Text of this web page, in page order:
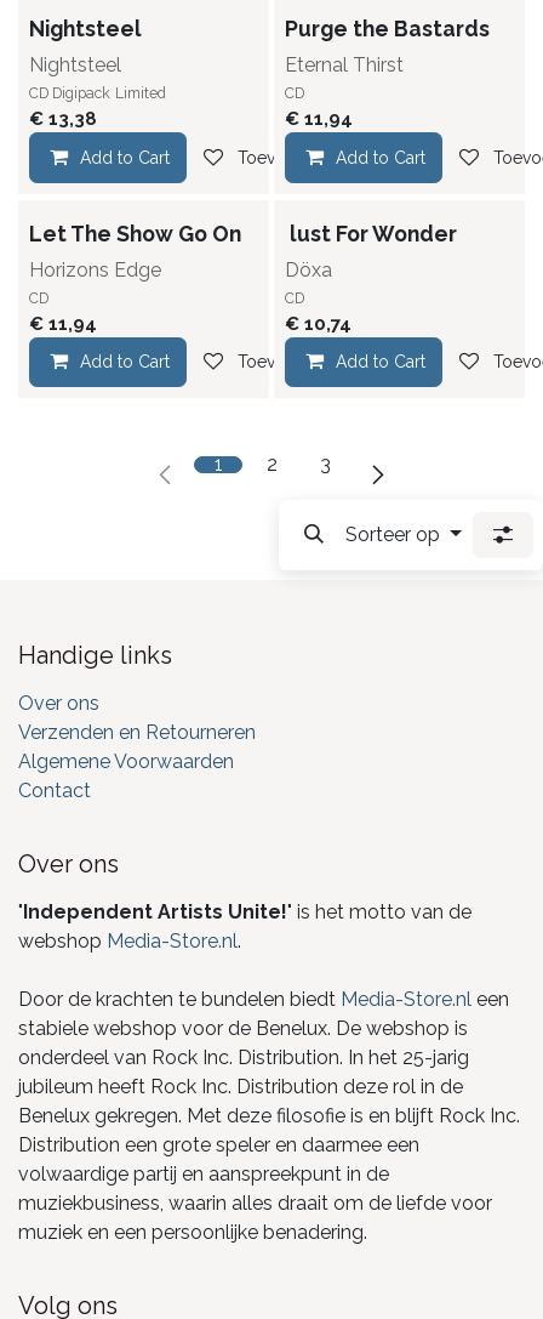
Nightsteel
Nightsteel
CD Digipack Limited
€ 13,38
Add to Cart Toevoegen aan verlanglijst
Purge the Bastards
Eternal Thirst
CD
€ 11,94
Add to Cart
Let The Show Go On
Horizons Edge
CD
€ 11,94
Add to Cart Toevoegen aan verlanglijst
lust For Wonder
Döxa
CD
€ 10,74
Add to Cart
1 2 3
Sorteer op
Handige links
Over ons
Verzenden en Retourneren
Algemene Voorwaarden
Contact
Over ons
" Independent Artists Unite!" is het motto van de
webshop Media-Store.nl.
Door de krachten te bundelen biedt Media-Store.nl een
stabiele webshop voor de Benelux. De webshop is
onderdeel van Rock Inc. Distribution. In het 25-jarig
jubileum heeft Rock Inc. Distribution deze rol in de
Benelux gekregen. Met deze filosofie is en blijft Rock Inc.
Distribution een grote speler en daarmee een
volwaardige partij en aanspreekpunt in de
muziekbusiness, waarin alles draait om de liefde voor
muziek en een persoonlijke benadering.
Volg ons